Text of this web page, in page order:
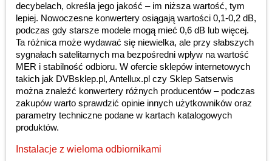
decybelach, określa jego jakość – im niższa wartość, tym
lepiej. Nowoczesne konwertery osiągają wartości 0,1-0,2 dB,
podczas gdy starsze modele mogą mieć 0,6 dB lub więcej.
Ta różnica może wydawać się niewielka, ale przy słabszych
sygnałach satelitarnych ma bezpośredni wpływ na wartość
MER i stabilność odbioru. W ofercie sklepów internetowych
takich jak DVBsklep.pl, Antellux.pl czy Sklep Satserwis
można znaleźć konwertery różnych producentów – podczas
zakupów warto sprawdzić opinie innych użytkowników oraz
parametry techniczne podane w kartach katalogowych
produktów.
Instalacje z wieloma odbiornikami